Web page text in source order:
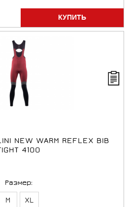
NEW WARM REFLEX BIB
4100
Размер:
M XL